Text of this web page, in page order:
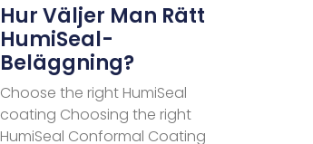
Hur Väljer Man Rätt
HumiSeal-
Beläggning?
Choose the right HumiSeal
coating Choosing the right
HumiSeal Conformal Coating